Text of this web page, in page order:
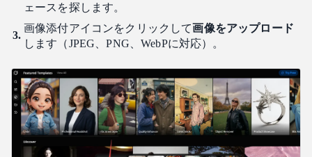
ェースを探します。
画像添付アイコンをクリックして画像をアップロード
します（JPEG、PNG、WebPに対応）。